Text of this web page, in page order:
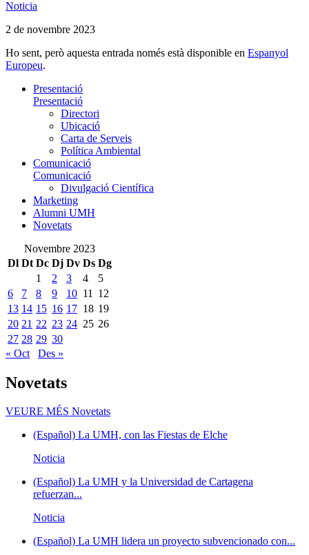
Noticia
2 de novembre 2023
Ho sent, però aquesta entrada només està disponible en Espanyol
Europeu.
Presentació
Presentació
Directori
Ubicació
Carta de Serveis
Política Ambiental
Comunicació
Comunicació
Divulgació Científica
Marketing
Alumni UMH
Novetats
Novembre 2023
Dl Dt Dc Dj Dv Ds Dg
1
2 3 4
5
6
7 8 9 10 11
12
13 14 15 16 17 18 19
20 21 22 23 24 25 26
27 28 29 30
« Oct
Des »
Novetats
VEURE MÉS Novetats
(Español) La UMH, con las Fiestas de Elche
Noticia
(Español) La UMH y la Universidad de Cartagena
refuerzan...
Noticia
(Español) La UMH lidera un proyecto subvencionado con...